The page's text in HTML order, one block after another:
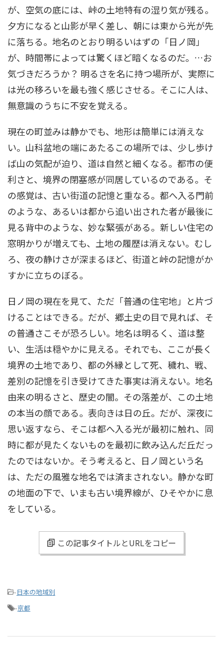
が、空気の底には、峠の土地特有の湿り気が残る。
夕方になると山影が早く差し、朝には東から光が先
に落ちる。地名のとおり明るいはずの「日ノ岡」
が、時間帯によっては驚くほど暗くなるのだ。…お
気づきだろうか？ 明るさを名に持つ場所が、実際に
は光の移ろいを最も強く感じさせる。そこに人は、
無意識のうちに不安を覚える。
現在の町並みは静かでも、地形は簡単には消えな
い。山科盆地の端にあたるこの場所では、少し歩け
ば山の気配が迫り、道は自然と細くなる。都市の便
利さと、境界の閉塞感が同居しているのである。そ
の感覚は、古い街道の記憶と重なる。都へ入る門前
のような、あるいは都から追い出された者が最後に
見る背中のような、妙な緊張がある。新しい住宅の
窓明かりが増えても、土地の履歴は消えない。むし
ろ、夜の静けさが深まるほど、街道と峠の記憶がか
すかに立ちのぼる。
日ノ岡の現在を見て、ただ「普通の住宅地」と片づ
けることはできる。だが、郷土史の目で見れば、そ
の普通さこそが恐ろしい。地名は明るく、道は整
い、生活は穏やかに見える。それでも、ここが長く
境界の土地であり、都の外縁として死、穢れ、戦、
差別の記憶を引き受けてきた事実は消えない。地名
由来の明るさと、歴史の闇。その落差が、この土地
の本当の顔である。表向きは日の丘。だが、深夜に
思い返すなら、そこは都へ入る光が最初に触れ、同
時に都が見たくないものを最初に飲み込んだ丘だっ
たのではないか。そう考えると、日ノ岡という名
は、ただの風雅な地名では済まされない。静かな町
の地面の下で、いまも古い境界線が、ひそやかに息
をしている。
この記事タイトルとURLをコピー
-日本の地域別
-京都